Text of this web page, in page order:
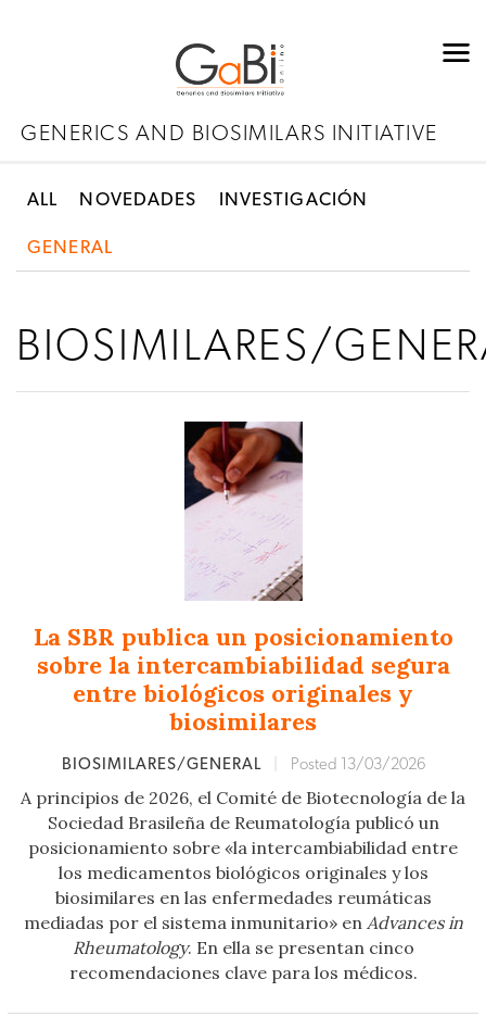
GENERICS AND BIOSIMILARS INITIATIVE
ALL NOVEDADES INVESTIGACIÓN
GENERAL
BIOSIMILARES/
La SBR publica un posicionamiento
sobre la intercambiabilidad segura
entre biológicos originales y
biosimilares
BIOSIMILARES/GENERAL Posted 13/03/2026
A principios de 2026, el Comité de Biotecnología de la
Sociedad Brasileña de Reumatología publicó un
posicionamiento sobre «la intercambiabilidad entre
los medicamentos biológicos originales y los
biosimilares en las enfermedades reumáticas
mediadas por el sistema inmunitario» en Advances in
Rheumatology. En ella se presentan cinco
recomendaciones clave para los médicos.